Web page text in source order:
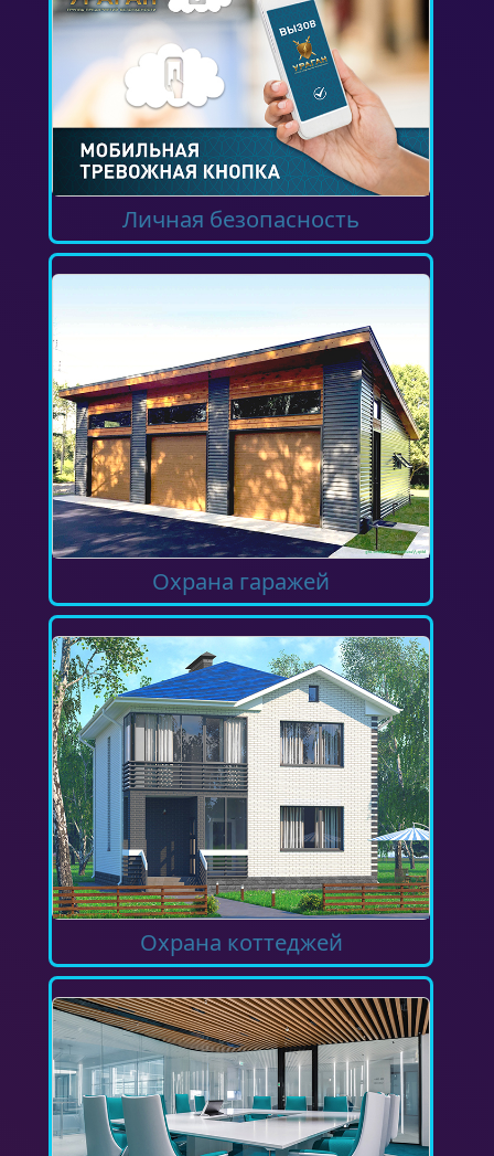
Личная безопасность
Охрана гаражей
Охрана коттеджей